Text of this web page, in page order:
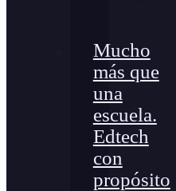
Mucho
más que
una
escuela.
Edtech
con
propósito